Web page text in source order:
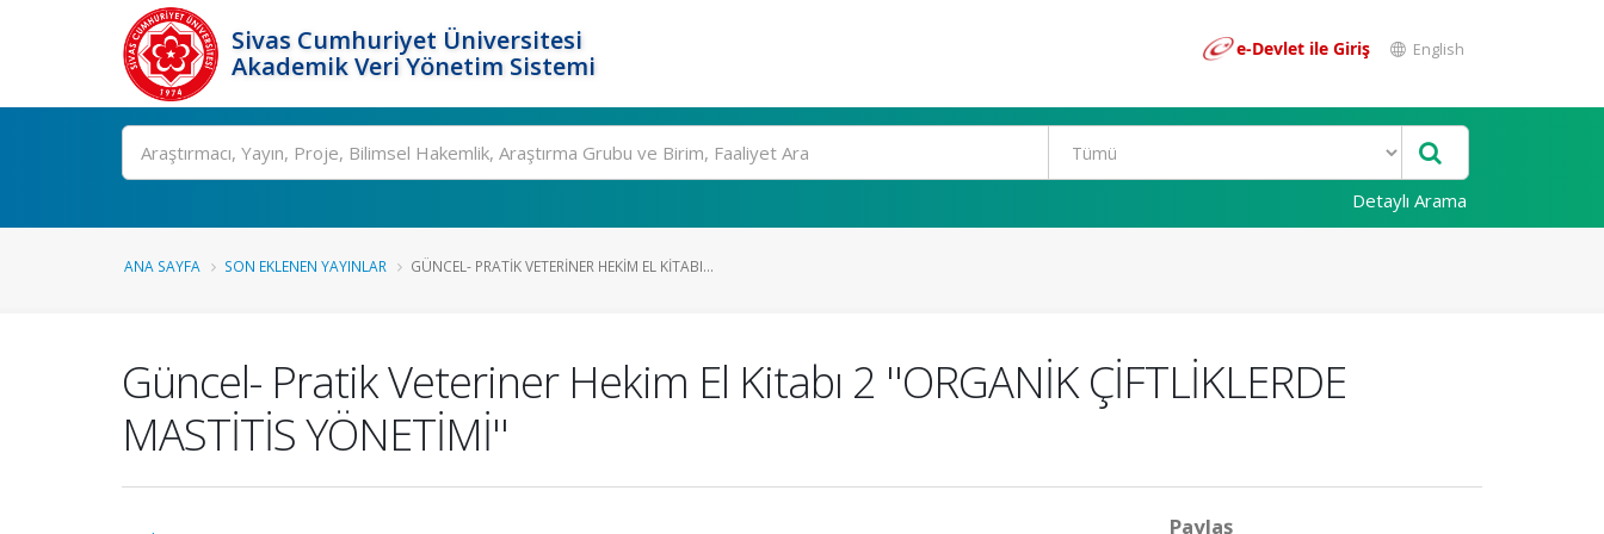
Sivas Cumhuriyet Üniversitesi
Akademik Veri Yönetim Sistemi
e-Devlet ile Giriş English
Ara
Detaylı Arama
ANA SAYFA SON EKLENEN YAYINLAR GÜNCEL- PRATIK VETERINER HEKIM EL KITABI...
Güncel- Pratik Veteriner Hekim El Kitabı 2 ''ORGANİK ÇİFTLİKLERDE
MASTİTİS YÖNETİMİ''
Paylaş